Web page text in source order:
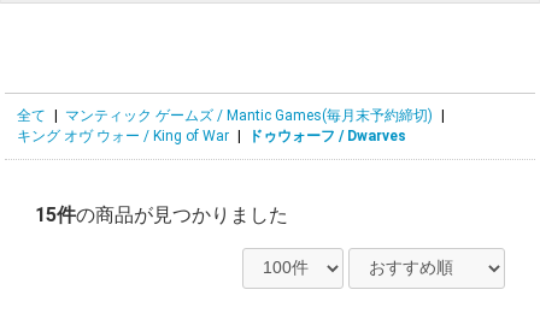
全て マンティック ゲームズ / Mantic Games(毎月末予約締切)
キング オヴ ウォー / King of War
ドゥウォーフ / Dwarves
15件の商品が見つかりました